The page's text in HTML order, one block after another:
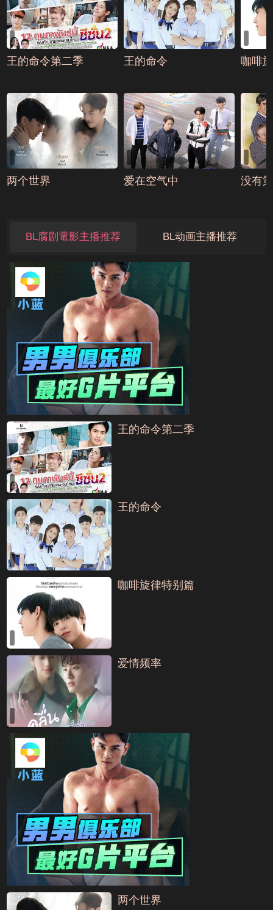
王的命令第二季 王的命令 咖啡
两个世界 爱在空气中 没有
BL腐剧電影主播推荐 BL动画主播推荐
王的命令第二季
王的命令
咖啡旋律特别篇
爱情频率
两个世界